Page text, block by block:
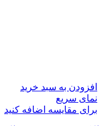
افزودن به سبد خرید
نمای سریع
برای مقایسه اضافه کنید